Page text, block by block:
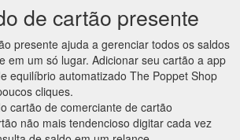
de cartão presente
presente ajuda a gerenciar todos os saldos
em um só lugar. Adicionar seu cartão a app
equilíbrio automatizado The Poppet Shop
cliques.
cartão de comerciante de cartão
não mais tendencioso digitar cada vez